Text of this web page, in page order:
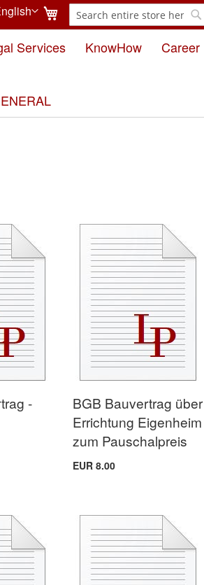
Search
My Cart
Services KnowHow Career
-
BGB Bauvertrag über
Errichtung Eigenheim
zum Pauschalpreis
EUR 8.00